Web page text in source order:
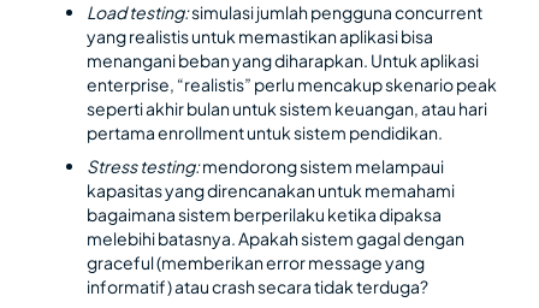
Load testing:simulasi jumlah pengguna concurrent
yang realistis untuk memastikan aplikasi bisa
menangani beban yang diharapkan. Untuk aplikasi
enterprise, “realistis” perlu mencakup skenario peak
seperti akhir bulan untuk sistem keuangan, atau hari
pertama enrollment untuk sistem pendidikan.
Stress testing:mendorong sistem melampaui
kapasitas yang direncanakan untuk memahami
bagaimana sistem berperilaku ketika dipaksa
melebihi batasnya. Apakah sistem gagal dengan
graceful (memberikan error message yang
informatif) atau crash secara tidak terduga?